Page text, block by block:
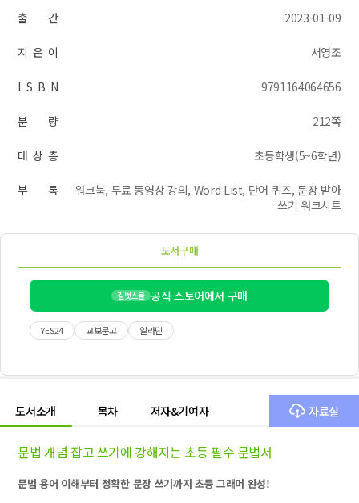
출 간 2023-01-09
지 은 이 서영조
I S B N 9791164064656
분 량 212쪽
대 상 층 초등학생(5~6학년)
부 록
워크북, 무료 동영상 강의, Word List, 단어 퀴즈, 문장 받아
쓰기 워크시트
도서구매
길벗스쿨 공식 스토어에서 구매
YES24 교보문고 알라딘
도서소개 목차 저자&기여자 자료실
문법 개념 잡고 쓰기에 강해지는 초등 필수 문법서
문법 용어 이해부터 정확한 문장 쓰기까지 초등 그래머 완성!